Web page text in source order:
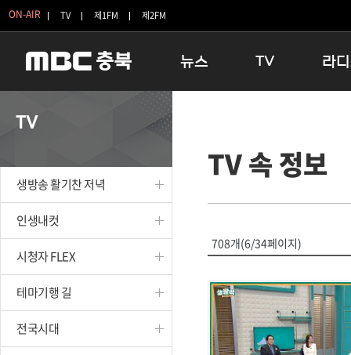
ON-AIR TV 제1FM 제2FM
뉴스
보은
옥천
TV
인생내컷
테마기행 길
시청자 FLEX
특집프로그램
종영프로그램
라
16:00 완
우리 고
TV
생방송 활기찬 저녁
인생내컷
시청자 FLEX
테마기행 길
전국시대
TV 속 정보
708개(6/34페이지)